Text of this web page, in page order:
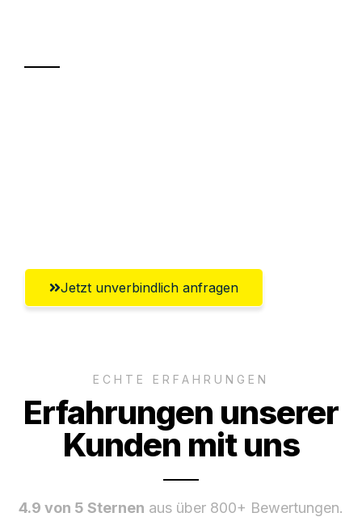
Jetzt unverbindlich anfragen
ECHTE ERFAHRUNGEN
Erfahrungen unserer
Kunden mit uns
4.9 von 5 Sternen aus über 800+ Bewertungen.